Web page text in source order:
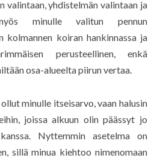
valintaan, yhdistelmän valintaan ja
minulle valitun pennun
kolmannen koiran hankinnassa ja
perusteellinen, enkä
osa-alueelta piirun vertaa.
minulle itseisarvo, vaan halusin
joissa alkuun olin päässyt jo
Nyttemmin asetelma on
sillä minua kiehtoo nimenomaan